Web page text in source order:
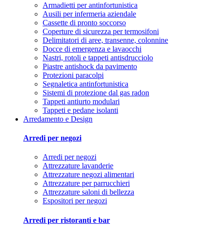
Armadietti per antinfortunistica
Ausili per infermeria aziendale
Cassette di pronto soccorso
Coperture di sicurezza per termosifoni
Delimitatori di aree, transenne, colonnine
Docce di emergenza e lavaocchi
Nastri, rotoli e tappeti antisdrucciolo
Piastre antishock da pavimento
Protezioni paracolpi
Segnaletica antinfortunistica
Sistemi di protezione dal gas radon
Tappeti antiurto modulari
Tappeti e pedane isolanti
Arredamento e Design
Arredi per negozi
Arredi per negozi
Attrezzature lavanderie
Attrezzature negozi alimentari
Attrezzature per parrucchieri
Attrezzature saloni di bellezza
Espositori per negozi
Arredi per ristoranti e bar